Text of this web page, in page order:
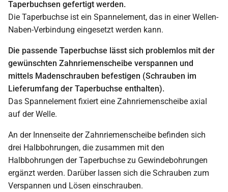
Taperbuchsen gefertigt werden.
Die Taperbuchse ist ein Spannelement, das in einer Wellen-
Naben-Verbindung eingesetzt werden kann.
Die passende Taperbuchse lässt sich problemlos mit der
gewünschten Zahnriemenscheibe verspannen und
mittels Madenschrauben befestigen (Schrauben im
Lieferumfang der Taperbuchse enthalten).
Das Spannelement fixiert eine Zahnriemenscheibe axial
auf der Welle.
An der Innenseite der Zahnriemenscheibe befinden sich
drei Halbbohrungen, die zusammen mit den
Halbbohrungen der Taperbuchse zu Gewindebohrungen
ergänzt werden. Darüber lassen sich die Schrauben zum
Verspannen und Lösen einschrauben.